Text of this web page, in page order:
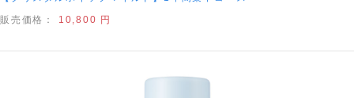
販売価格： 10,800 円